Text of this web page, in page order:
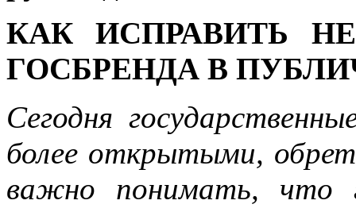
КАК ИСПРАВИТЬ
ГОСБРЕНДА В
Сегодня
более открытыми,
важно понимать, что